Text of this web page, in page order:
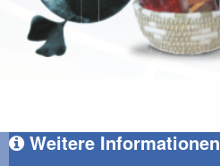
Weitere Informationen